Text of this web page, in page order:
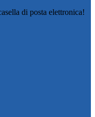
di posta elettronica!